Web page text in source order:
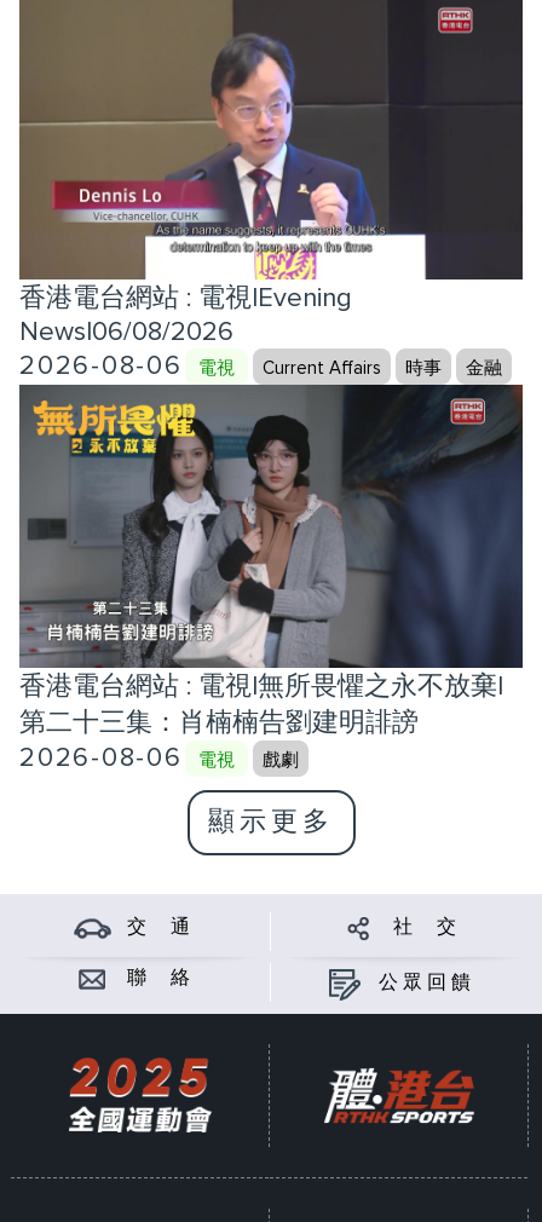
香港電台網站 : 電視|Evening
News|06/08/2026
2026-08-06
電視 Current Affairs 時事 金融
香港電台網站 : 電視|無所畏懼之永不放棄|
第二十三集：肖楠楠告劉建明誹謗
2026-08-06
電視 戲劇
顯示更多
交 通 社 交
聯 絡 公眾回饋